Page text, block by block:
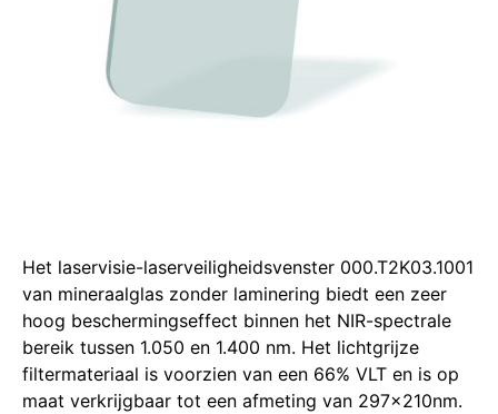
Het laservisie-laserveiligheidsvenster 000.T2K03.1001
van mineraalglas zonder laminering biedt een zeer
hoog beschermingseffect binnen het NIR-spectrale
bereik tussen 1.050 en 1.400 nm. Het lichtgrijze
filtermateriaal is voorzien van een 66% VLT en is op
maat verkrijgbaar tot een afmeting van 297x210nm.